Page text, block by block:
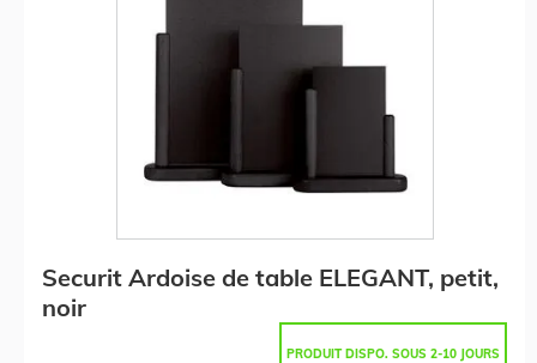
Securit Ardoise de table ELEGANT, petit,
noir
PRODUIT DISPO. SOUS 2-10 JOURS